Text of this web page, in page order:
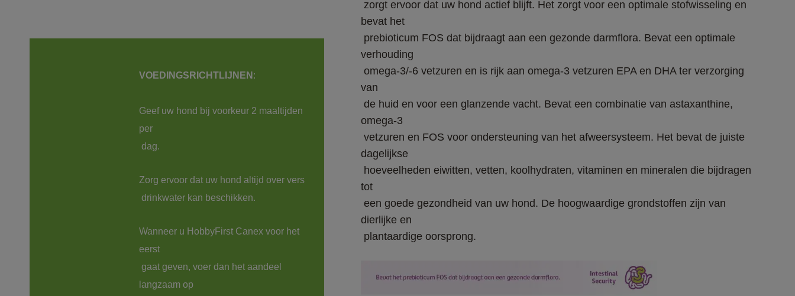
VOEDINGSRICHTLIJNEN
Geef uw hond bij voorkeur 2 maaltijden
per
Zorg ervoor dat uw hond altijd over vers
Wanneer u HobbyFirst Canex voor het
eerst
langzaam op
bevat het
verhouding
van
omega-3
dagelijkse
tot
dierlijke en
plantaardige oorsprong.